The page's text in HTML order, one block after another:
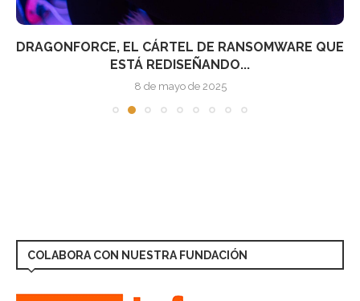
DRAGONFORCE, EL CÁRTEL DE RANSOMWARE QUE
ESTÁ REDISEÑANDO...
8 de mayo de 2025
COLABORA CON NUESTRA FUNDACIÓN